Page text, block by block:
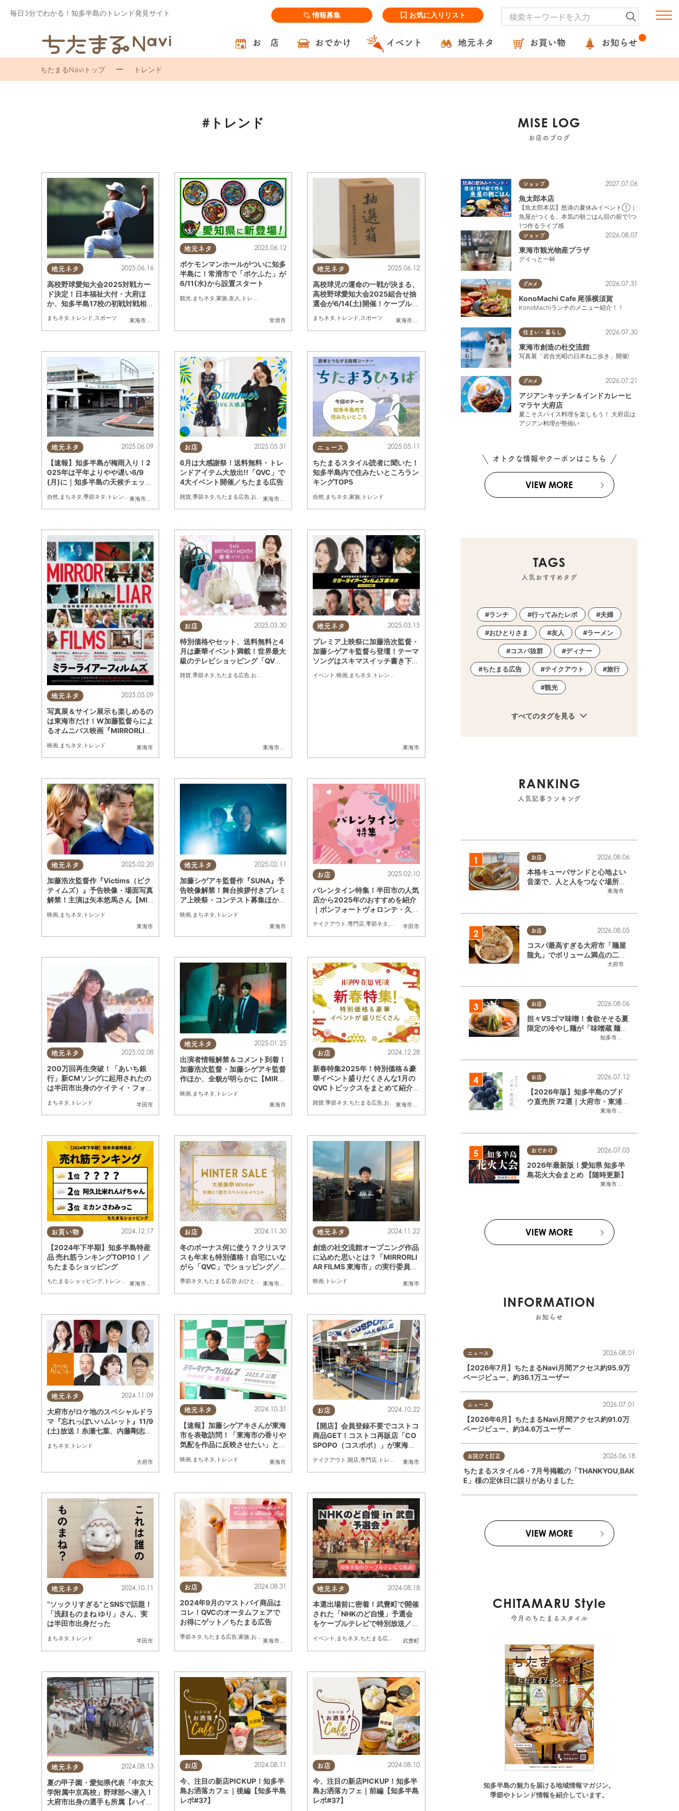
毎日3分でわかる！知多半島のトレンド発見サイト 情報募集 お気に入りリスト
お 店 おでかけ イベント 地元ネタ お買い物 お知らせ
ちたまるNaviトップ トレンド
#トレンド
地元ネタ
東海市
,大府市 武豊町,美浜町 南知多町
2025.06.16
高校野球愛知大会2025対戦カー
ド決定！日本福祉大付・大府ほ
か、知多半島17校の初戦対戦相手
まちネタ , トレンド,スポーツ
地元ネタ
常滑市
2025.06.12
ポケモンマンホールがついに知多
半島に！常滑市で「ポケふた」が
6/11(水)から設置スタート
観光 まちネタ ,家族 ,友人 トレンド
地元ネタ
東海市
,大府市
2025.06.12
高校球児の運命の一戦が決まる、
高校野球愛知大会2025組合せ抽
選会が6/14(土)開催！ケーブルテ
まちネタ , トレンド,スポーツ
地元ネタ
東海市
,大府市 知多市,東浦町,阿久比町,半田市,常滑市 武豊町,美浜町 南知多町
2025.06.09
【速報】知多半島が梅雨入り！2
025年は平年よりやや遅い6/9
(月)に｜知多半島の天候チェック
自然, まちネタ ,季節ネタ , トレンド
お店
東海市
,大府市 知多市,東浦町,阿久比町,半田市,常滑市
2025.05.31
6月は大感謝祭！送料無料・トレ
ンドアイテム大放出!!「QVC」で
4大イベント開催／ちたまる広告
雑貨,季節ネタ ,ちたまる広告,おひとりさま おうち時間
ニュース 2025.05.11
ちたまるスタイル読者に聞いた！
知多半島内で住みたいところラン
キングTOP5
自然, まちネタ ,家族, トレンド
地元ネタ
東海市
2025.05.09
写真展＆サイン展示も楽しめるの
は東海市だけ！W加藤監督らによ
るオムニバス映画『MIRRORLIA
映画, まちネタ , トレンド
お店
東海市
,大府市 武豊町,美浜町
2025.03.30
特別価格やセット、送料無料と4
月は豪華イベント満載！世界最大
級のテレビショッピング「QV
C」／ちたまる広告
雑貨,季節ネタ ,ちたまる広告,おひとりさま おうち時間
地元ネタ
東海市
2025.03.15
プレミア上映祭に加藤浩次監督・
加藤シゲアキ監督ら登壇！テーマ
ソングはスキマスイッチ書き下ろ
MS Season7】
イベント ,映画, まちネタ , トレンド
地元ネタ
東海市
2025.02.20
加藤浩次監督作『Victims（ビク
ティムズ）』予告映像・場面写真
解禁！主演は矢本悠馬さん【MIR
映画, まちネタ , トレンド
地元ネタ
東海市
2025.02.11
加藤シゲアキ監督作『SUNA』予
告映像解禁！舞台挨拶付きプレミ
ア上映祭・コンテスト募集ほか最
S Season7】
映画, まちネタ , トレンド
お店
半田市
2025.02.10
バレンタイン特集！半田市の人気
店から2025年のおすすめを紹介
｜ボンフォートヴォロンテ・久遠
テイクアウト ,専門店,季節ネタ ,トレンド
地元ネタ
半田市
2025.02.08
200万回再生突破！「あいち銀
行」新CMソングに起用されたの
は半田市出身のケイティ・フォー
まちネタ , トレンド
地元ネタ
東海市
2025.01.25
出演者情報解禁＆コメント到着！
加藤浩次監督・加藤シゲアキ監督
作ほか、全貌が明らかに【MIRR
映画 まちネタ トレンド
お店
東海市
,大府市 阿久比町, 半田市 ,常滑市 武豊町,美浜町,南知多町
2024.12.28
新春特集2025年！特別価格＆豪
華イベント盛りだくさんな1月の
QVCトピックスをまとめて紹介
雑貨,季節ネタ ,ちたまる広告,おひとりさま おうち時間
お買い物
東海市
,大府市 知多市,東浦町, 阿久比町,半田市,常滑市 武豊町,美浜町 南知多町
2024.12.17
【2024年下半期】知多半島特産
品 売れ筋ランキングTOP10！／
ちたまるショッピング
ちたまるショッピング, トレンド おうち時間
お店
東海市
,大府市 知多市,東浦町,阿久比町 武豊町,美浜町
2024.11.30
冬のボーナス何に使う？クリスマ
スも年末も特別価格！自宅にいな
がら「QVC」でショッピング／
季節ネタ ,ちたまる広告,おひとりさま ,トレンド おうち時間
地元ネタ
東海市
2024.11.22
創造の社交流館オープニング作品
に込めた思いとは？「MIRRORLI
AR FILMS 東海市」の実行委員
映画, トレンド
地元ネタ
大府市
2024.11.09
大府市がロケ地のスペシャルドラ
マ『忘れっぽいハムレット』11/9
(土)放送！糸瀬七葉、内藤剛志、
まちネタ トレンド
地元ネタ
東海市
2024.10.31
【速報】加藤シゲアキさんが東海
市を表敬訪問！「東海市の香りや
気配を作品に反映させたい」と監
映画, まちネタ , トレンド
お店
東海市
2024.10.22
【開店】会員登録不要でコストコ
商品GET！コストコ再販店「CO
SPOPO（コスポポ）」が東海市
テイクアウト ,開店 ,専門店 トレンド
地元ネタ
半田市
2024.10.11
“ソックリすぎる”とSNSで話題！
「洗顔ものまね ゆり」さん、実
は半田市出身だった
まちネタ , トレンド
お店
東海市
, 大府市 知多市, 東浦町 阿久比町, 半田市, 常滑市 武豊町,美浜町
2024.08.31
2024年9月のマストバイ商品は
コレ！QVCのオータムフェアで
お得にゲット／ちたまる広告
季節ネタ ,ちたまる広告,家族,おひとりさま おうち時間
地元ネタ
武豊町
2024.08.18
本選出場前に密着！武豊町で開催
された「NHKのど自慢」予選会
をケーブルテレビで特別放送／ち
イベント , まちネタ ,ちたまる広告 トレンド
地元ネタ 2024.08.13
夏の甲子園・愛知県代表「中京大
学附属中京高校」野球部へ潜入！
大府市出身の選手も所属【ハイス
お店 2024.08.11
今、注目の新店PICKUP！知多半
島お洒落カフェ｜後編【知多半島
レポ#37】
お店 2024.08.10
今、注目の新店PICKUP！知多半
島お洒落カフェ｜前編【知多半島
レポ#37】
MISE LOG
お店のブログ
ショップ 2027.07.06
魚太郎本店
【魚太郎本店】怒涛の夏休みイベント①｜
魚屋がつくる、本気の朝ごはん目の前で1つ
1つ作るライブ感
ショップ 2026.08.07
東海市観光物産プラザ
グイっと一杯
グルメ 2026.07.31
KonoMachi Cafe 尾張横須賀
KonoMachiランチのメニュー紹介！！
住まい・暮らし 2026.07.30
東海市創造の杜交流館
写真展「岩合光昭の日本ねこ歩き」開催!
グルメ 2026.07.21
アジアンキッチン＆インドカレーヒ
マラヤ 大府店
夏こそスパイス料理を楽しもう！ 大府店は
アジアン料理が勢揃い
オトクな情報やクーポンはこちら
VIEW MORE
TAGS
人気おすすめタグ
ランチ 行ってみたレポ 夫婦
おひとりさま 友人 ラーメン
コスパ抜群 ディナー
ちたまる広告 テイクアウト 旅行
観光
すべてのタグを見る
RANKING
人気記事ランキング
お店
東海市
2026.08.06
本格キューバサンドと心地よい
音楽で、人と人をつなぐ場所。
東海市「JAMMIN'STANDHOU
お店
大府市
2026.08.05
コスパ最高すぎる大府市「麺屋
龍丸」でボリューム満点の二郎
系ラーメンを堪能してきた
お店
知多市
,半田市
2026.08.06
担々VSゴマ味噌！食欲そそる夏
限定の冷やし麺が「味噌蔵 麺四
朗 半田店・知多店」で登場／ち
お店
東海市
,大府市
2026.07.12
【2026年版】知多半島のブド
ウ直売所 72選｜大府市・東浦町
ほかエリア別に一挙紹介
おでかけ
東海市
,大府市
2026.07.03
2026年最新版！愛知県 知多半
島花火大会まとめ 【随時更新】
VIEW MORE
INFORMATION
お知らせ
ニュース 2026.08.01
【2026年7月】ちたまるNavi月間アクセス約95.9万
ページビュー、約36.1万ユーザー
ニュース 2026.07.01
【2026年6月】ちたまるNavi月間アクセス約91.0万
ページビュー、約34.6万ユーザー
お詫びと訂正 2026.06.18
ちたまるスタイル6・7月号掲載の「THANKYOU,BAK
E」様の定休日に誤りがありました
VIEW MORE
CHITAMARU Style
今月のちたまるスタイル
知多半島の魅力を届ける地域情報マガジン。
季節やトレンド情報を紹介しています。